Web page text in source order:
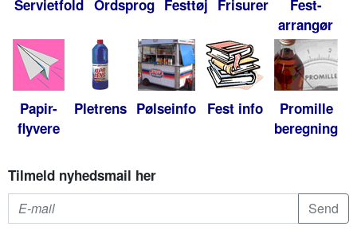
Servietfold Ordsprog Festtøj Frisurer
Fest-
arrangør
Papir-
flyvere
Pletrens Pølseinfo Fest info
Promille
beregning
Tilmeld nyhedsmail her